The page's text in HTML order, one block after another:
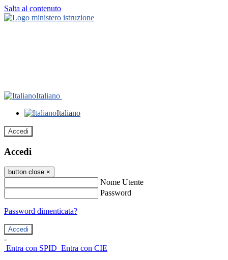
Salta al contenuto
Italiano
Italiano
Accedi
Accedi
button close ×
Nome Utente
Password
Password dimenticata?
-
Entra con SPID Entra con CIE